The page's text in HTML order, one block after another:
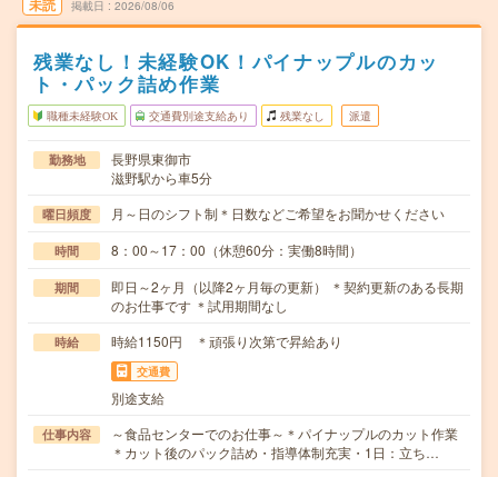
未読 掲載日 2026/08/06
残業なし！未経験OK！パイナップルのカッ
ト・パック詰め作業
職種未経験OK 交通費別途支給あり 残業なし 派遣
勤務地
長野県東御市
滋野駅から車5分
曜日頻度 月～日のシフト制＊日数などご希望をお聞かせください
時間 8：00～17：00（休憩60分：実働8時間）
期間
即日～2ヶ月（以降2ヶ月毎の更新） ＊契約更新のある長期
のお仕事です ＊試用期間なし
時給 時給1150円 ＊頑張り次第で昇給あり
交通費
別途支給
仕事内容
～食品センターでのお仕事～＊パイナップルのカット作業
＊カット後のパック詰め・指導体制充実・1日：立ち…